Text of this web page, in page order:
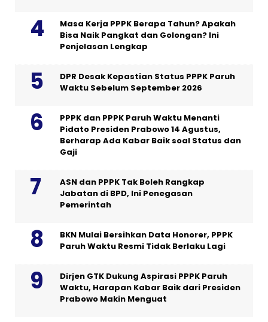
Masa Kerja PPPK Berapa Tahun? Apakah
Bisa Naik Pangkat dan Golongan? Ini
Penjelasan Lengkap
DPR Desak Kepastian Status PPPK Paruh
Waktu Sebelum September 2026
PPPK dan PPPK Paruh Waktu Menanti
Pidato Presiden Prabowo 14 Agustus,
Berharap Ada Kabar Baik soal Status dan
Gaji
ASN dan PPPK Tak Boleh Rangkap
Jabatan di BPD, Ini Penegasan
Pemerintah
BKN Mulai Bersihkan Data Honorer, PPPK
Paruh Waktu Resmi Tidak Berlaku Lagi
Dirjen GTK Dukung Aspirasi PPPK Paruh
Waktu, Harapan Kabar Baik dari Presiden
Prabowo Makin Menguat